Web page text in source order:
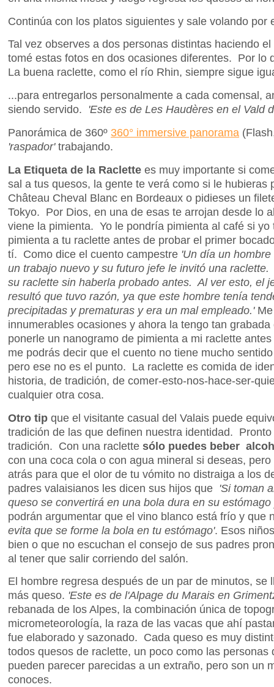
Continúa con los platos siguientes y sale volando por
Tal vez observes a dos personas distintas haciendo
tomé estas fotos en dos ocasiones diferentes. Por lo
La buena raclette, como el río Rhin, siempre sigue
...para entregarlos personalmente a cada comensal,
siendo servido. 'Este es de Les Haudères en el Vald
Panorámica de 360º 360° immersive panorama
'raspador'trabajando.
La Etiqueta de la Raclette es muy importante si
sal a tus quesos, la gente te verá como si le hubieras
Château Cheval Blanc en Bordeaux o pidieses un
Tokyo. Por Dios, en una de esas te arrojan desde lo
viene la pimienta. Yo le pondría pimienta al café si
pimienta a tu raclette antes de probar el primer
tí. Como dice el cuento campestre 'Un día un
un trabajo nuevo y su futuro jefe le invitó una
su raclette sin haberla probado antes. Al ver esto, el
resultó que tuvo razón, ya que este hombre tenía
precipitadas y prematuras y era un mal empleado.'Me
innumerables ocasiones y ahora la tengo tan
ponerle un nanogramo de pimienta a mi raclette
me podrás decir que el cuento no tiene mucho
pero ese no es el punto. La raclette es comida de
historia, de tradición, de comer-esto-nos-hace-ser-
cualquier otra cosa.
Otro tip que el visitante casual del Valais puede
tradición de las que definen nuestra identidad.
tradición. Con una raclette sólo puedes beber
con una coca cola o con agua mineral si deseas,
atrás para que el olor de tu vómito no distraiga a los
padres valaisianos les dicen sus hijos que 'Si toman
queso se convertirá en una bola dura en su
podrán argumentar que el vino blanco está frío y
evita que se forme la bola en tu estómago'. Esos
bien o que no escuchan el consejo de sus padres
al tener que salir corriendo del salón.
El hombre regresa después de un par de minutos, se
más queso. 'Este es de l'Alpage du Marais en
rebanada de los Alpes, la combinación única de
micrometeorología, la raza de las vacas que ahí
fue elaborado y sazonado. Cada queso es muy
todos quesos de raclette, un poco como las personas
pueden parecer parecidas a un extraño, pero son un
conoces.